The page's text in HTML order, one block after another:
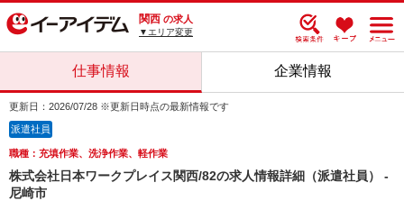
関西 の求人
▼エリア変更
仕事情報 企業情報
更新日：2026/07/28 ※更新日時点の最新情報です
派遣社員
職種：充填作業、洗浄作業、軽作業
株式会社日本ワークプレイス関西/82の求人情報詳細（派遣社員） -
尼崎市